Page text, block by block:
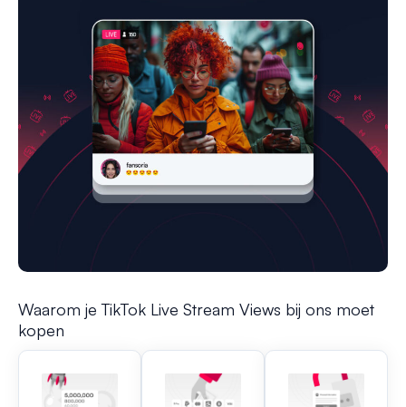
Waarom je TikTok Live Stream Views bij ons moet
kopen